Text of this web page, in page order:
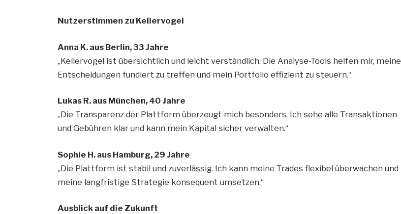
Nutzerstimmen zu Kellervogel
Anna K. aus Berlin, 33 Jahre
„Kellervogel ist übersichtlich und leicht verständlich. Die Analyse-Tools helfen mir, meine
Entscheidungen fundiert zu treffen und mein Portfolio effizient zu steuern.“
Lukas R. aus München, 40 Jahre
„Die Transparenz der Plattform überzeugt mich besonders. Ich sehe alle Transaktionen
und Gebühren klar und kann mein Kapital sicher verwalten.“
Sophie H. aus Hamburg, 29 Jahre
„Die Plattform ist stabil und zuverlässig. Ich kann meine Trades flexibel überwachen und
meine langfristige Strategie konsequent umsetzen.“
Ausblick auf die Zukunft